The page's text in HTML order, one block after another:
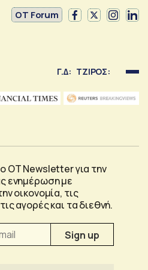
OT Forum
Γ.Δ: ΤΖΙΡΟΣ:
OT Newsletter για την
ενημέρωση με
οικονομία, τις
αγορές και τα διεθνή.